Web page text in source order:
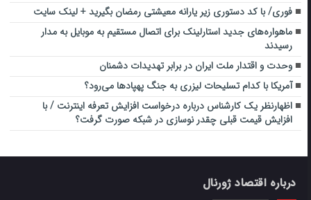
فوری/ با کد دستوری زیر یارانه معیشتی رمضان بگیرید + لینک سایت
ماهواره‌های جدید استارلینک برای اتصال مستقیم به موبایل به مدار
رسیدند
وحدت و اقتدار ملت ایران در برابر تهدیدات دشمنان
آمریکا با کدام تسلیحات لیزری به جنگ پهپادها می‌رود؟
اظهارنظر یک کارشناس درباره درخواست افزایش تعرفه اینترنت / با
افزایش قیمت قبلی چقدر نوسازی در شبکه صورت گرفت؟
درباره اقتصاد ژورنال